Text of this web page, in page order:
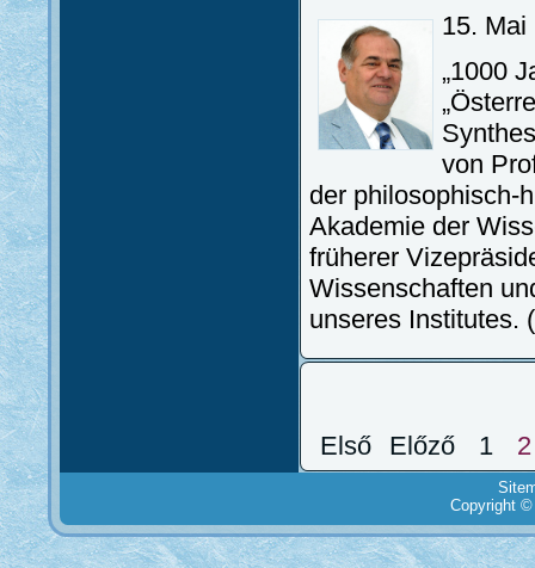
15. Mai
„1000
von
der philosophisch-
Akademie der
früherer
Wissenschaften
unseres Institutes.
Első Előző 1 2
Copyright ©